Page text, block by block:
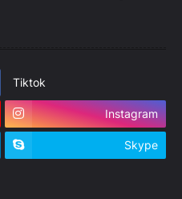
Tiktok
Instagram
Skype